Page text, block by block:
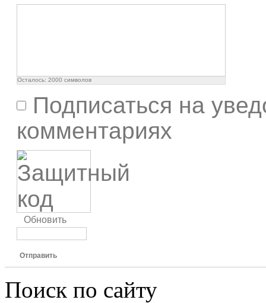
Осталось: 2000 символов
Подписаться на
комментариях
Обновить
Отправить
Поиск по сайту